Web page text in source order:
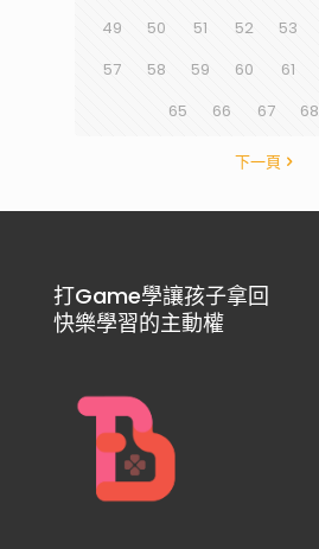
49
50 51 52 53
57
58 59 60 61
65
66 67 68
下一頁
打Game學讓孩子拿回
快樂學習的主動權